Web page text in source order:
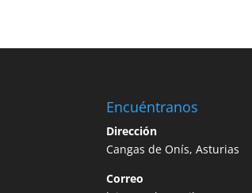
Encuéntranos
Dirección
Cangas de Onís, Asturias
Correo